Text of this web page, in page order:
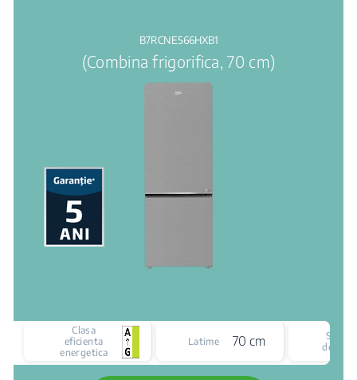
B7RCNE566HXB1
(Combina frigorifica, 70 cm)
Clasa
eficienta
energetica
Latime 70 cm
Sistem
de